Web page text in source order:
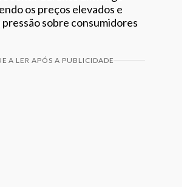
os preços elevados e
sobre consumidores
A LER APÓS A PUBLICIDADE